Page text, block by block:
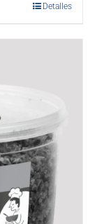
Detalles